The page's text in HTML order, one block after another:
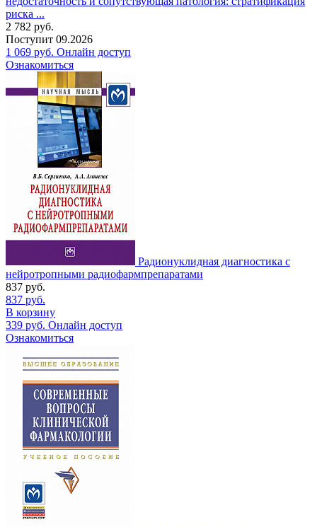
риска ...
2 782 руб.
Поступит 09.2026
1 069 руб. Онлайн доступ
Ознакомиться
Радионуклидная диагностика с
нейротропными радиофармпрепаратами
837 руб.
837 руб.
В корзину
339 руб. Онлайн доступ
Ознакомиться